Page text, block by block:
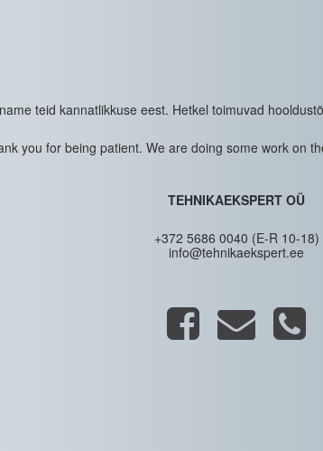
teid kannatlikkuse eest. Hetkel toimuvad
you for being patient. We are doing some work on
TEHNIKAEKSPERT OÜ
+372 5686 0040 (E-R 10-18)
info@tehnikaekspert.ee